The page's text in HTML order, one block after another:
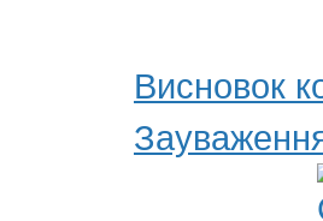
Висновок